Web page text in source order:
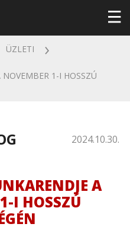
ÜZLETI
1-I HOSSZÚ
2024.10.30.
A
I HOSSZÚ